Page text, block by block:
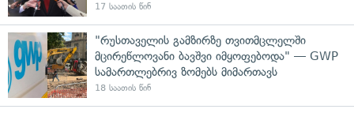
17 საათის წინ
"რუსთაველის გამზირზე თვითმცლელში
მცირეწლოვანი ბავშვი იმყოფებოდა" — GWP
სამართლებრივ ზომებს მიმართავს
18 საათის წინ